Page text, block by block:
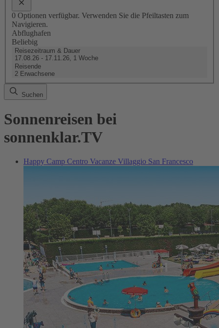
0 Optionen verfügbar. Verwenden Sie die Pfeiltasten zum
Navigieren.
Abflughafen
Beliebig
Reisezeitraum & Dauer
17.08.26 - 17.11.26, 1 Woche
Reisende
2 Erwachsene
Suchen
Sonnenreisen bei
sonnenklar.TV
Happy Camp Centro Vacanze Villaggio San Francesco